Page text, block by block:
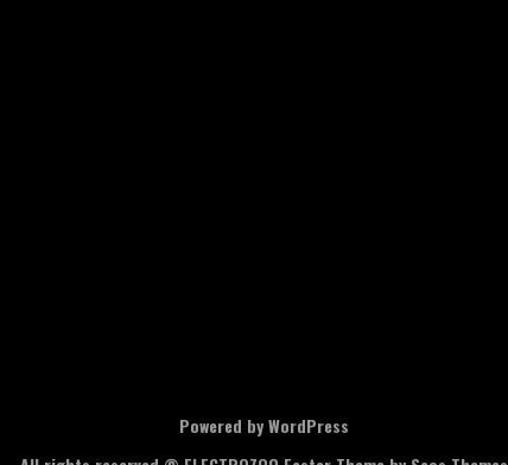
Powered by WordPress